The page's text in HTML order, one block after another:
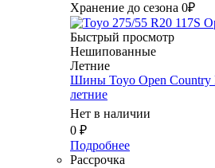
Хранение до сезона 0₽
Быстрый просмотр
Нешипованные
Летние
Шины Toyo Open Country
летние
Нет в наличии
0 ₽
Подробнее
Рассрочка